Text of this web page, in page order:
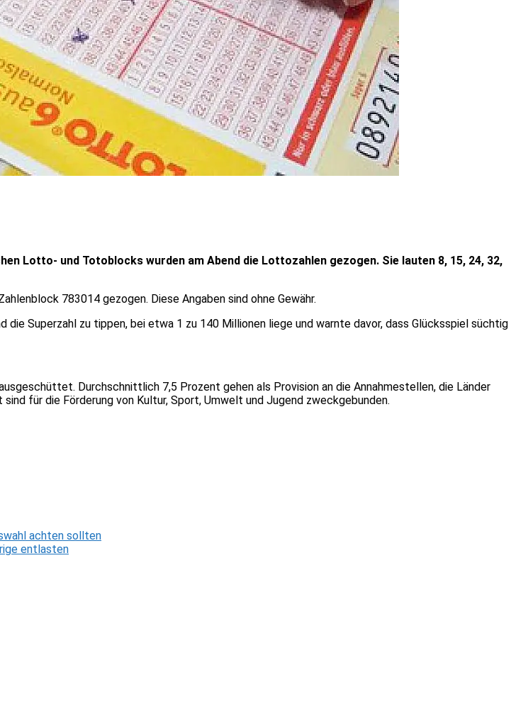
Lotto- und Totoblocks wurden am Abend die Lottozahlen gezogen. Sie lauten 8, 15, 24, 32,
783014 gezogen. Diese Angaben sind ohne Gewähr.
Superzahl zu tippen, bei etwa 1 zu 140 Millionen liege und warnte davor, dass Glücksspiel süchtig
Durchschnittlich 7,5 Prozent gehen als Provision an die Annahmestellen, die Länder
für die Förderung von Kultur, Sport, Umwelt und Jugend zweckgebunden.
achten sollten
entlasten